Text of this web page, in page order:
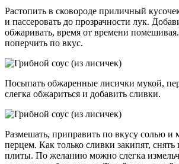
Растопить в сковороде приличный
и пассеровать до прозрачности лук.
обжаривать, время от времени
поперчить по вкус.
Посыпать обжаренные лисички мукой,
слегка обжариться и добавить сливки.
Размешать, приправить по вкусу солью
перцем. Как только сливки закипят, снять
плиты. По желанию можно слегка